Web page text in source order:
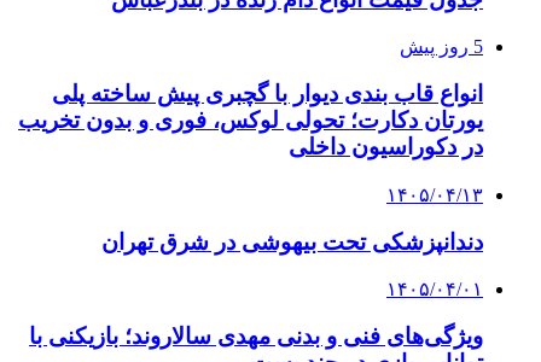
5 روز پیش
انواع قاب بندی دیوار با گچبری پیش ساخته پلی
یورتان دکارت؛ تحولی لوکس، فوری و بدون تخریب
در دکوراسیون داخلی
۱۴۰۵/۰۴/۱۳
دندانپزشکی تحت بیهوشی در شرق تهران
۱۴۰۵/۰۴/۰۱
ویژگی‌های فنی و بدنی مهدی سالاروند؛ بازیکنی با